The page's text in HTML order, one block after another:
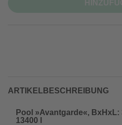
ARTIKELBESCHREIBUNG
Pool »Avantgarde«, BxHxL:
13400 l